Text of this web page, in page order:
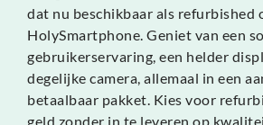
dat nu beschikbaar als refurbished
HolySmartphone. Geniet van een
gebruikerservaring, een helder
degelijke camera, allemaal in een
betaalbaar pakket. Kies voor
geld zonder in te leveren op